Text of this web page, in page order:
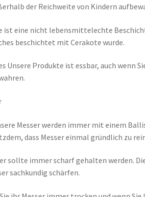
der Reichweite von Kindern
ist eine nicht lebensmittelechte
beschichtet mit Cerakote wurde.
Unsere Produkte ist essbar, auch wenn
Messer werden immer mit einem
dass Messer einmal gründlich zu
sollte immer scharf gehalten werden.
sachkundig schärfen.